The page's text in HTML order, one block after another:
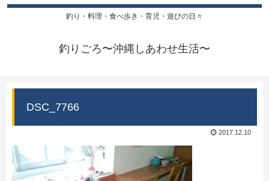
釣り・料理・食べ歩き・育児・遊びの日々
釣りごろ〜沖縄しあわせ生活〜
DSC_7766
2017.12.10